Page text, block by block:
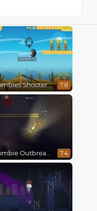
Shooter 7.8
Zombie Outbreak Arena 7.4